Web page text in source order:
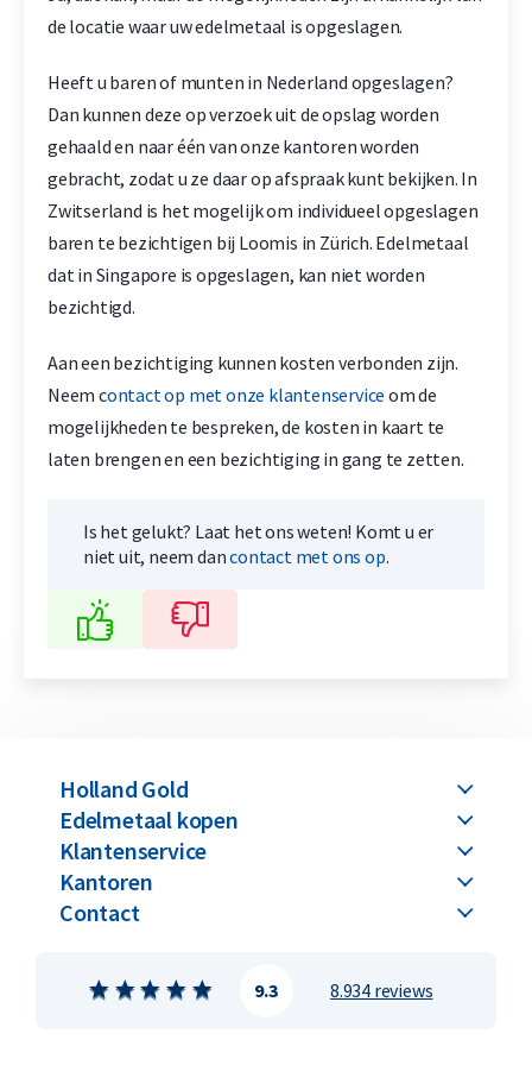
de locatie waar uw edelmetaal is opgeslagen.
Heeft u baren of munten in Nederland opgeslagen?
Dan kunnen deze op verzoek uit de opslag worden
gehaald en naar één van onze kantoren worden
gebracht, zodat u ze daar op afspraak kunt bekijken. In
Zwitserland is het mogelijk om individueel opgeslagen
baren te bezichtigen bij Loomis in Zürich. Edelmetaal
dat in Singapore is opgeslagen, kan niet worden
bezichtigd.
Aan een bezichtiging kunnen kosten verbonden zijn.
Neem contact op met onze klantenservice om de
mogelijkheden te bespreken, de kosten in kaart te
laten brengen en een bezichtiging in gang te zetten.
Is het gelukt? Laat het ons weten! Komt u er
niet uit, neem dancontact met ons op.
Holland Gold
Edelmetaal kopen
Klantenservice
Kantoren
Contact
8.934 reviews
9.3